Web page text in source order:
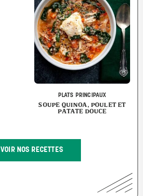
PLATS PRINCIPAUX
SOUPE QUINOA, POULET ET
PATATE DOUCE
VOIR NOS RECETTES